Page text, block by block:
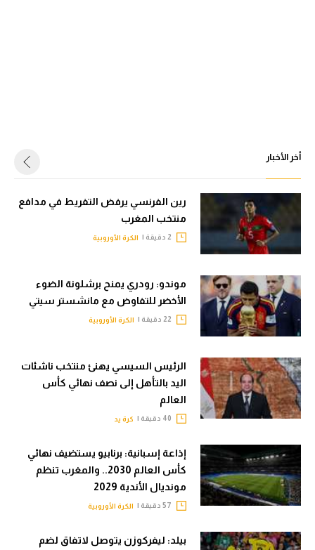
أخر الأخبار
رين الفرنسي يرفض التفريط في مدافع
منتخب المغرب
الكرة الأوروبية
موندو: رودري يمنح برشلونة الضوء
الأخضر للتفاوض مع مانشستر سيتي
الكرة الأوروبية
الرئيس السيسي يهنئ منتخب ناشئات
اليد بالتأهل إلى نصف نهائي كأس
العالم
كرة يد
إذاعة إسبانية: برنابيو يستضيف نهائي
كأس العالم 2030.. والمغرب تنظم
مونديال الأندية 2029
الكرة الأوروبية
بيلد: ليفركوزن يتوصل لاتفاق لضم